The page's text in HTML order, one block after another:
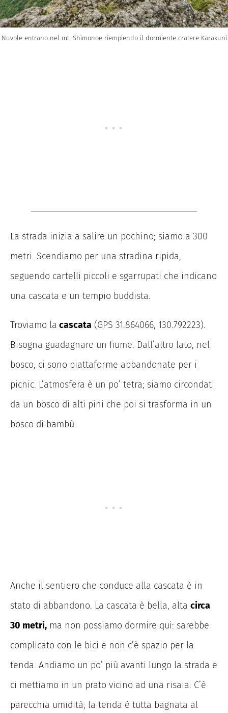
Nuvole entrano nel mt. Shimonoe riempiendo il dormiente cratere Karakuni
La strada inizia a salire un pochino; siamo a 300
metri. Scendiamo per una stradina ripida,
seguendo cartelli piccoli e sgarrupati che indicano
una cascata e un tempio buddista.
Troviamo la cascata (GPS 31.864066, 130.792223).
Bisogna guadagnare un fiume. Dall’altro lato, nel
bosco, ci sono piattaforme abbandonate per i
picnic. L’atmosfera è un po’ tetra; siamo circondati
da un bosco di alti pini che poi si trasforma in un
bosco di bambù.
Anche il sentiero che conduce alla cascata è in
stato di abbandono. La cascata è bella, alta circa
30 metri, ma non possiamo dormire qui: sarebbe
complicato con le bici e non c’è spazio per la
tenda. Andiamo un po’ più avanti lungo la strada e
ci mettiamo in un prato vicino ad una risaia. C’è
parecchia umidità; la tenda è tutta bagnata al